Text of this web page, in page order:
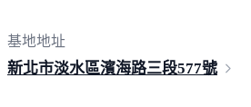
基地地址
新北市淡水區濱海路三段577號